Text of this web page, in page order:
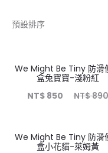
4%
We Might Be Tiny 防滑
盒兔寶寶-淺粉紅
NT$890
NT$850
4%
We Might Be Tiny 防滑
盒小花貓-萊姆黃